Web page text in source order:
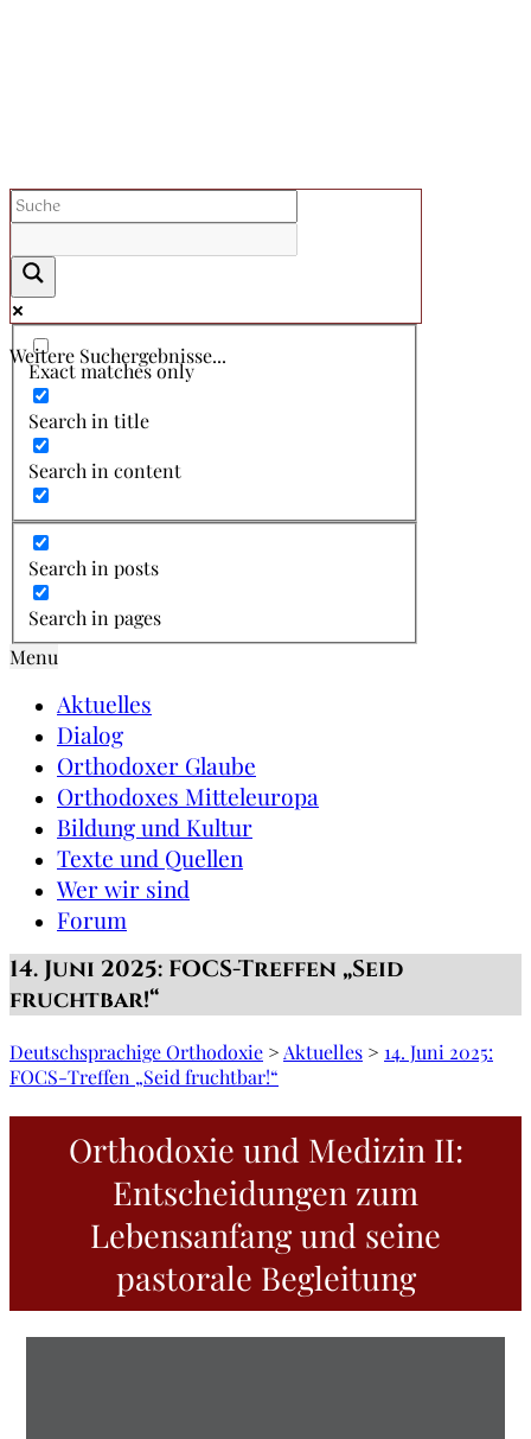
Weitere Suchergebnisse...
Exact matches only
Search in title
Search in content
Search in posts
Search in pages
Menu
Aktuelles
Dialog
Orthodoxer Glaube
Orthodoxes Mitteleuropa
Bildung und Kultur
Texte und Quellen
Wer wir sind
Forum
14. Juni 2025: FOCS-Treffen „Seid
fruchtbar!“
Deutschsprachige Orthodoxie > Aktuelles > 14. Juni 2025:
FOCS-Treffen „Seid fruchtbar!“
Orthodoxie und Medizin II:
Entscheidungen zum
Lebensanfang und seine
pastorale Begleitung